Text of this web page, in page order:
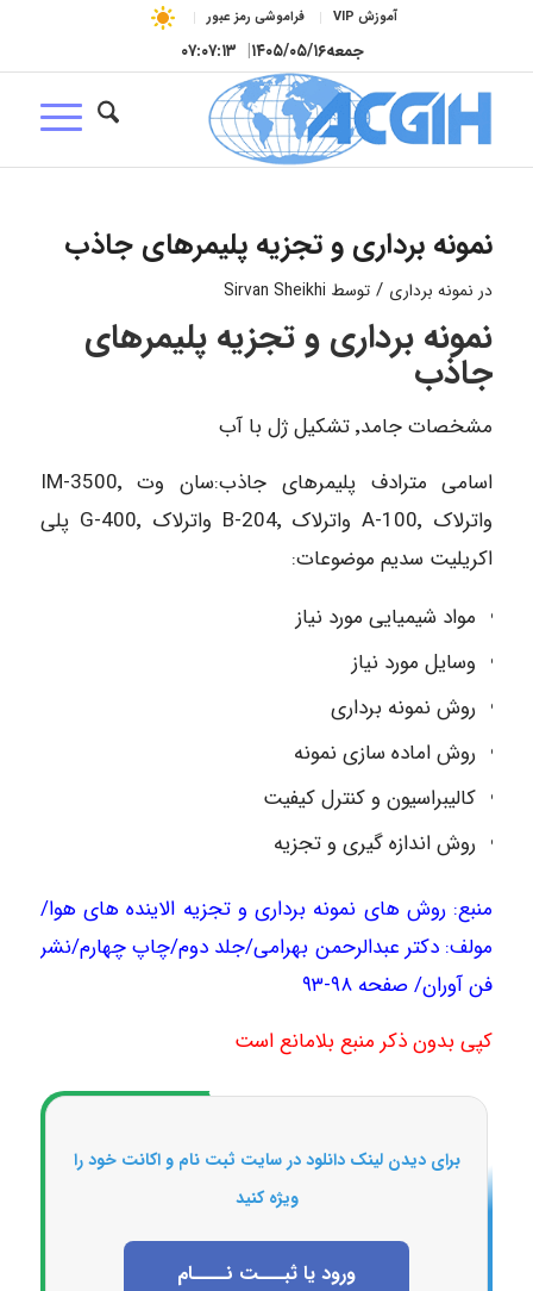
آموزش VIP فراموشی رمز عبور
جمعه۱۴۰۵/۰۵/۱۶| ۰۷:۰۷:۱۳
نمونه برداری و تجزیه پلیمرهای جاذب
در نمونه برداری / توسط Sirvan Sheikhi
نمونه برداری و تجزیه پلیمرهای
جاذب
مشخصات جامد٬ تشکیل ژل با آب
اسامی مترادف پلیمرهای جاذب:سان وت IM-3500٬
واترلاک A-100٬ واترلاک B-204٬ واترلاک G-400٬ پلی
اکریلیت سدیم موضوعات:
مواد شیمیایی مورد نیاز
وسایل مورد نیاز
روش نمونه برداری
روش اماده سازی نمونه
کالیبراسیون و کنترل کیفیت
روش اندازه گیری و تجزیه
منبع: روش های نمونه برداری و تجزیه الاینده های هوا/
مولف: دکتر عبدالرحمن بهرامی/جلد دوم/چاپ چهارم/نشر
فن آوران/ صفحه ۹۸-۹۳
کپی بدون ذکر منبع بلامانع است
برای دیدن لینک دانلود در سایت ثبت نام و اکانت خود را
ویژه کنید
ورود یا ثبـــت نــــام